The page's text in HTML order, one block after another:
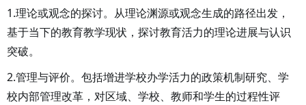
1.理论或观念的探讨。从理论渊源或观念生成的路径出发，
基于当下的教育教学现状，探讨教育活力的理论进展与认识
突破。
2.管理与评价。包括增进学校办学活力的政策机制研究、学
校内部管理改革，对区域、学校、教师和学生的过程性评